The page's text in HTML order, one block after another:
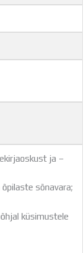
ja –
sõnavara;
küsimustele